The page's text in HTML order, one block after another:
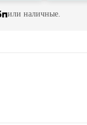
или наличные.